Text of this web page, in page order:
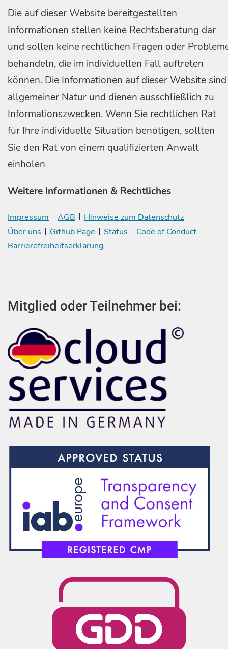
Die auf dieser Website bereitgestellten
Informationen stellen keine Rechtsberatung dar
und sollen keine rechtlichen Fragen oder
behandeln, die im individuellen Fall auftreten
können. Die Informationen auf dieser Website sind
allgemeiner Natur und dienen ausschließlich zu
Informationszwecken. Wenn Sie rechtlichen Rat
für Ihre individuelle Situation benötigen, sollten
Sie den Rat von einem qualifizierten Anwalt
einholen
Weitere Informationen & Rechtliches
Impressum AGB
Hinweise zum Datenschutz
Über uns
Github Page Status
Code of Conduct
Barrierefreiheitserklärung
Mitglied oder Teilnehmer bei: